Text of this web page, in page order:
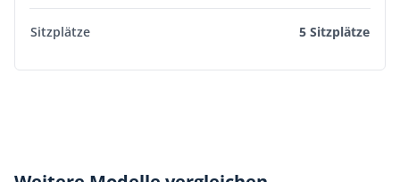
Sitzplätze 5 Sitzplätze